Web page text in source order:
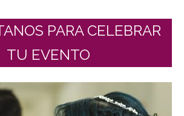
PARA CELEBRAR
TU EVENTO